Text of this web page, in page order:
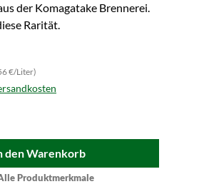
der Komagatake Brennerei.
Rarität.
€/Liter)
den Warenkorb
Produktmerkmale